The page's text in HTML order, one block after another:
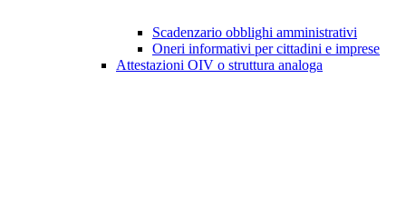
Scadenzario obblighi amministrativi
Oneri informativi per cittadini e imprese
Attestazioni OIV o struttura analoga